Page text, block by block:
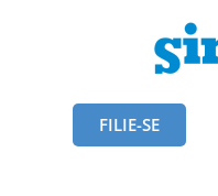
FILIE-SE